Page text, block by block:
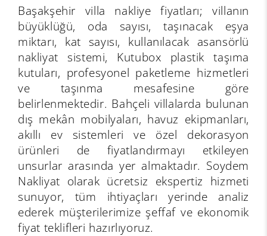
Başakşehir villa nakliye fiyatları; villanın
büyüklüğü, oda sayısı, taşınacak eşya
miktarı, kat sayısı, kullanılacak asansörlü
nakliyat sistemi, Kutubox plastik taşıma
kutuları, profesyonel paketleme hizmetleri
ve taşınma mesafesine göre
belirlenmektedir. Bahçeli villalarda bulunan
dış mekân mobilyaları, havuz ekipmanları,
akıllı ev sistemleri ve özel dekorasyon
ürünleri de fiyatlandırmayı etkileyen
unsurlar arasında yer almaktadır. Soydem
Nakliyat olarak ücretsiz ekspertiz hizmeti
sunuyor, tüm ihtiyaçları yerinde analiz
ederek müşterilerimize şeffaf ve ekonomik
fiyat teklifleri hazırlıyoruz.